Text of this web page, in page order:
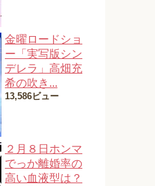
金曜ロードショ
ー「実写版シン
デレラ」高畑充
希の吹き...
13,586ビュー
２月８日ホンマ
でっか離婚率の
高い血液型は？